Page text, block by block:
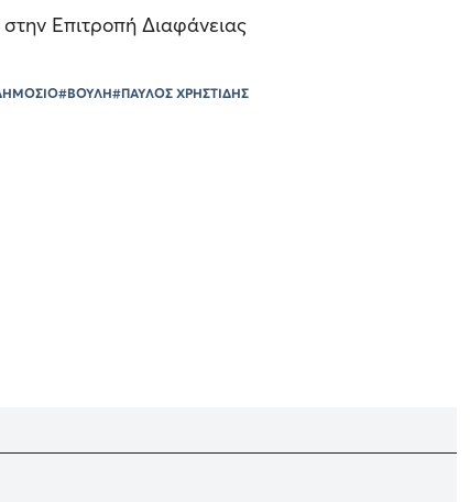
Επιτροπή Διαφάνειας
#ΒΟΥΛΗ#ΠΑΥΛΟΣ ΧΡΗΣΤΙΔΗΣ